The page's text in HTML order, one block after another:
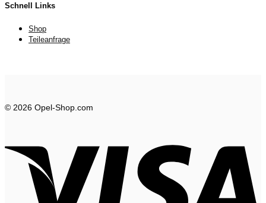
Schnell Links
Shop
Teileanfrage
© 2026 Opel-Shop.com